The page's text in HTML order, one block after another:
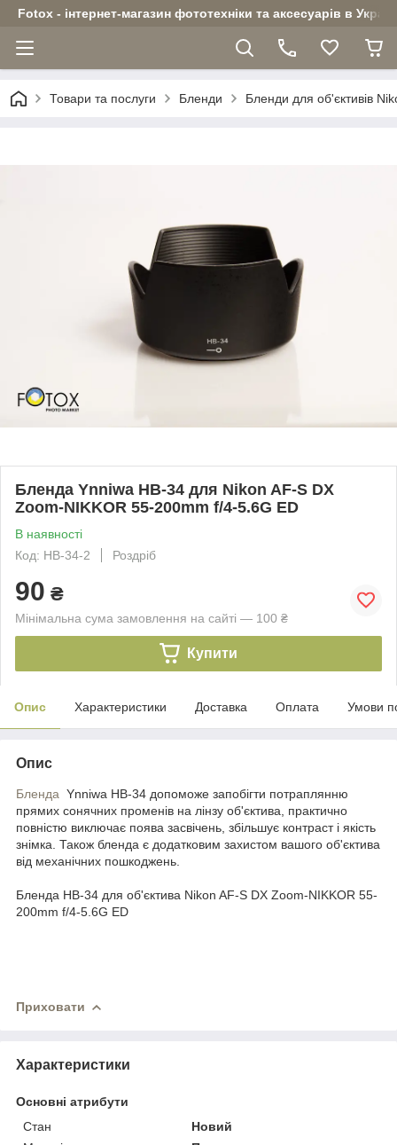
Fotox - інтернет-магазин фототехніки та аксесуарів в
Товари та послуги Бленди Бленди для об'єктивів
Бленда Ynniwa HB-34 для Nikon AF-S DX
Zoom-NIKKOR 55-200mm f/4-5.6G ED
В наявності
Код: HB-34-2
Роздріб
90 ₴
Мінімальна сума замовлення на сайті — 100 ₴
Купити
Опис Характеристики Доставка Оплата Умови
Опис
Бленда Ynniwa HB-34 допоможе запобігти потраплянню
прямих сонячних променів на лінзу об'єктива, практично
повністю виключає поява засвічень, збільшує контраст і якість
знімка. Також бленда є додатковим захистом вашого об'єктива
від механічних пошкоджень.
Бленда HB-34 для об'єктива Nikon AF-S DX Zoom-NIKKOR 55-
200mm f/4-5.6G ED
Приховати
Характеристики
Основні атрибути
Стан
Новий